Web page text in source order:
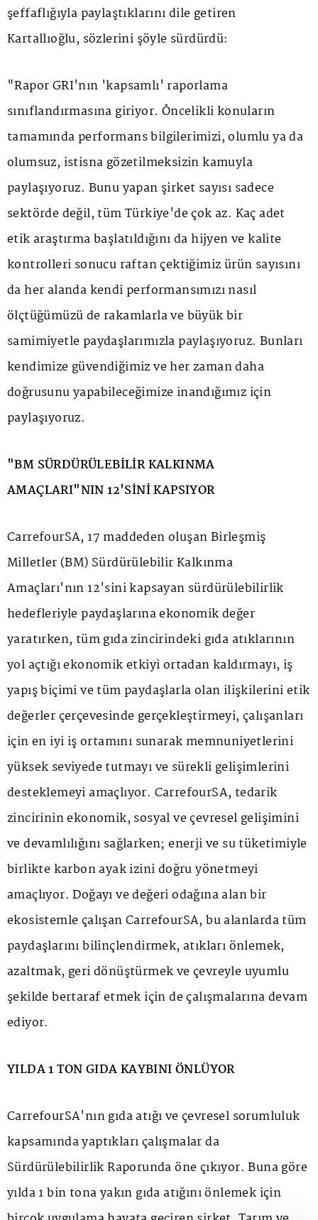
şeffaflığıyla paylaştıklarını dile getiren
Kartallıoğlu, sözlerini şöyle sürdürdü:
"Rapor GRI'nın 'kapsamlı' raporlama
sınıflandırmasına giriyor. Öncelikli konuların
tamamında performans bilgilerimizi, olumlu ya da
olumsuz, istisna gözetilmeksizin kamuyla
paylaşıyoruz. Bunu yapan şirket sayısı sadece
sektörde değil, tüm Türkiye'de çok az. Kaç adet
etik araştırma başlatıldığını da hijyen ve kalite
kontrolleri sonucu raftan çektiğimiz ürün sayısını
da her alanda kendi performansımızı nasıl
ölçtüğümüzü de rakamlarla ve büyük bir
samimiyetle paydaşlarımızla paylaşıyoruz. Bunları
kendimize güvendiğimiz ve her zaman daha
doğrusunu yapabileceğimize inandığımız için
paylaşıyoruz.
"BM SÜRDÜRÜLEBİLİR KALKINMA
AMAÇLARI"NIN 12'SİNİ KAPSIYOR
CarrefourSA, 17 maddeden oluşan Birleşmiş
Milletler (BM) Sürdürülebilir Kalkınma
Amaçları'nın 12'sini kapsayan sürdürülebilirlik
hedefleriyle paydaşlarına ekonomik değer
yaratırken, tüm gıda zincirindeki gıda atıklarının
yol açtığı ekonomik etkiyi ortadan kaldırmayı, iş
yapış biçimi ve tüm paydaşlarla olan ilişkilerini etik
değerler çerçevesinde gerçekleştirmeyi, çalışanları
için en iyi iş ortamını sunarak memnuniyetlerini
yüksek seviyede tutmayı ve sürekli gelişimlerini
desteklemeyi amaçlıyor. CarrefourSA, tedarik
zincirinin ekonomik, sosyal ve çevresel gelişimini
ve devamlılığını sağlarken; enerji ve su tüketimiyle
birlikte karbon ayak izini doğru yönetmeyi
amaçlıyor. Doğayı ve değeri odağına alan bir
ekosistemle çalışan CarrefourSA, bu alanlarda tüm
paydaşlarını bilinçlendirmek, atıkları önlemek,
azaltmak, geri dönüştürmek ve çevreyle uyumlu
şekilde bertaraf etmek için de çalışmalarına devam
ediyor.
YILDA 1 TON GIDA KAYBINI ÖNLÜYOR
CarrefourSA'nın gıda atığı ve çevresel sorumluluk
kapsamında yaptıkları çalışmalar da
Sürdürülebilirlik Raporunda öne çıkıyor. Buna göre
yılda 1 bin tona yakın gıda atığını önlemek için